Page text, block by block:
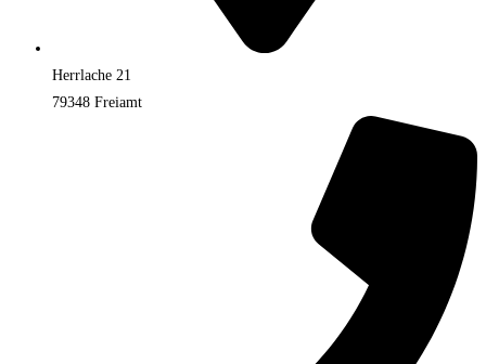
Herrlache 21
79348 Freiamt